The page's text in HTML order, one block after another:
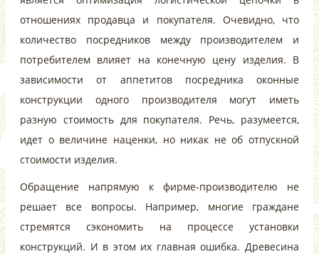
отношениях продавца и покупателя. Очевидно, что
количество посредников между производителем и
потребителем влияет на конечную цену изделия. В
зависимости от аппетитов посредника оконные
конструкции одного производителя могут иметь
разную стоимость для покупателя. Речь, разумеется,
идет о величине наценки, но никак не об отпускной
стоимости изделия.
Обращение напрямую к фирме-производителю не
решает все вопросы. Например, многие граждане
стремятся сэкономить на процессе установки
конструкций. И в этом их главная ошибка. Древесина